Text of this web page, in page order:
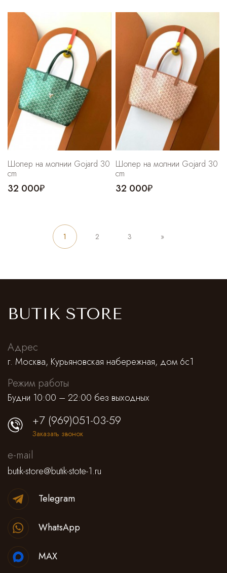
Шопер на молнии Gojard 30
cm
32 000₽
Шопер на молнии Gojard 30
cm
32 000₽
1 2 3 »
BUTIK STORE
Адрес
г. Москва, Курьяновская набережная, дом 6с1
Режим работы
Будни 10:00 – 22:00 без выходных
+7 (969)051-03-59
Заказать звонок
e-mail
butik-store@butik-stote-1.ru
Telegram
WhatsApp
MAX